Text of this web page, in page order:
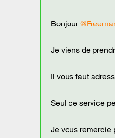
Bonjour
Je viens de
Il vous faut
Seul ce service
Je vous remercie